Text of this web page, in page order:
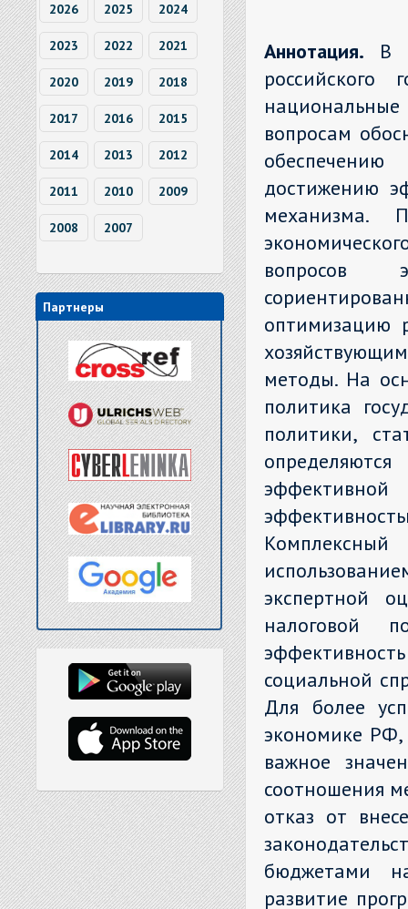
2026
2025 2024
2023 2022 2021
2020 2019 2018
2017 2016 2015
2014 2013 2012
2011 2010 2009
2008 2007
Партнеры
Аннотация. В
российского
вопросам
достижению
механизма.
вопросов
оптимизацию
методы. На
политика
политики,
экспертной
налоговой
социальной
Для более
экономике РФ,
важное
соотношения
отказ от
бюджетами
развитие